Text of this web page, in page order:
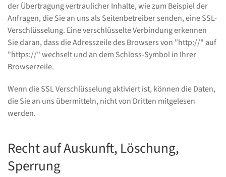
der Übertragung vertraulicher Inhalte, wie zum Beispiel der
Anfragen, die Sie an uns als Seitenbetreiber senden, eine SSL-
Verschlüsselung. Eine verschlüsselte Verbindung erkennen
Sie daran, dass die Adresszeile des Browsers von "http://" auf
"https://" wechselt und an dem Schloss-Symbol in Ihrer
Browserzeile.
Wenn die SSL Verschlüsselung aktiviert ist, können die Daten,
die Sie an uns übermitteln, nicht von Dritten mitgelesen
werden.
Recht auf Auskunft, Löschung,
Sperrung